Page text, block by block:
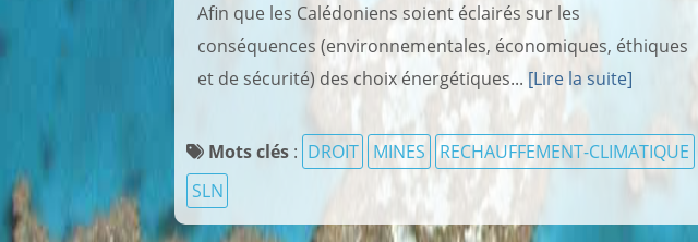
Afin que les Calédoniens soient éclairés sur les
conséquences (environnementales, économiques, éthiques
et de sécurité) des choix énergétiques... [Lire la suite]
Mots clés : DROIT MINES
RECHAUFFEMENT-CLIMATIQUE
SLN